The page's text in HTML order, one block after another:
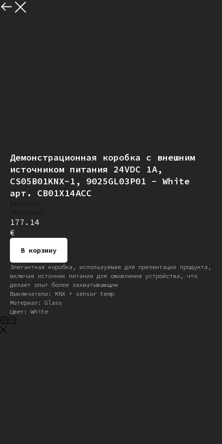
Назад
Демонстрационная коробка с внешним
источником питания 24VDC 1A,
CS05B01KNX-1, 9025GL03P01 - White
арт. CB01X14ACC
Eelectron
CB01X14ACC
177.14
€
В корзину
Элегантная коробка, используемая для презентации продукта,
включая источник питания для оживления устройства, что
делает опыт более захватывающим
Выключатели: KNX + sensor temp
Материал: Glass
Цвет: White